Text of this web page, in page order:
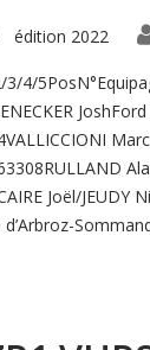
édition 2022
4/
Joël/